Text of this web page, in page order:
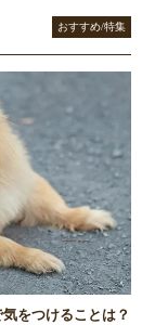
おすすめ/特集
をつけることは？